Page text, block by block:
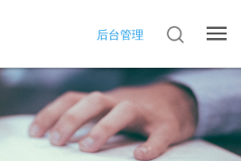
后台管理